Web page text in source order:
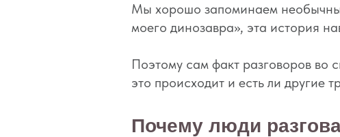
Мы хорошо запоминаем
моего динозавра», эта история
Поэтому сам факт разговоров во
это происходит и есть ли другие
Почему люди